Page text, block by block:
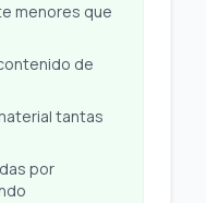
menores que
de
tantas
por